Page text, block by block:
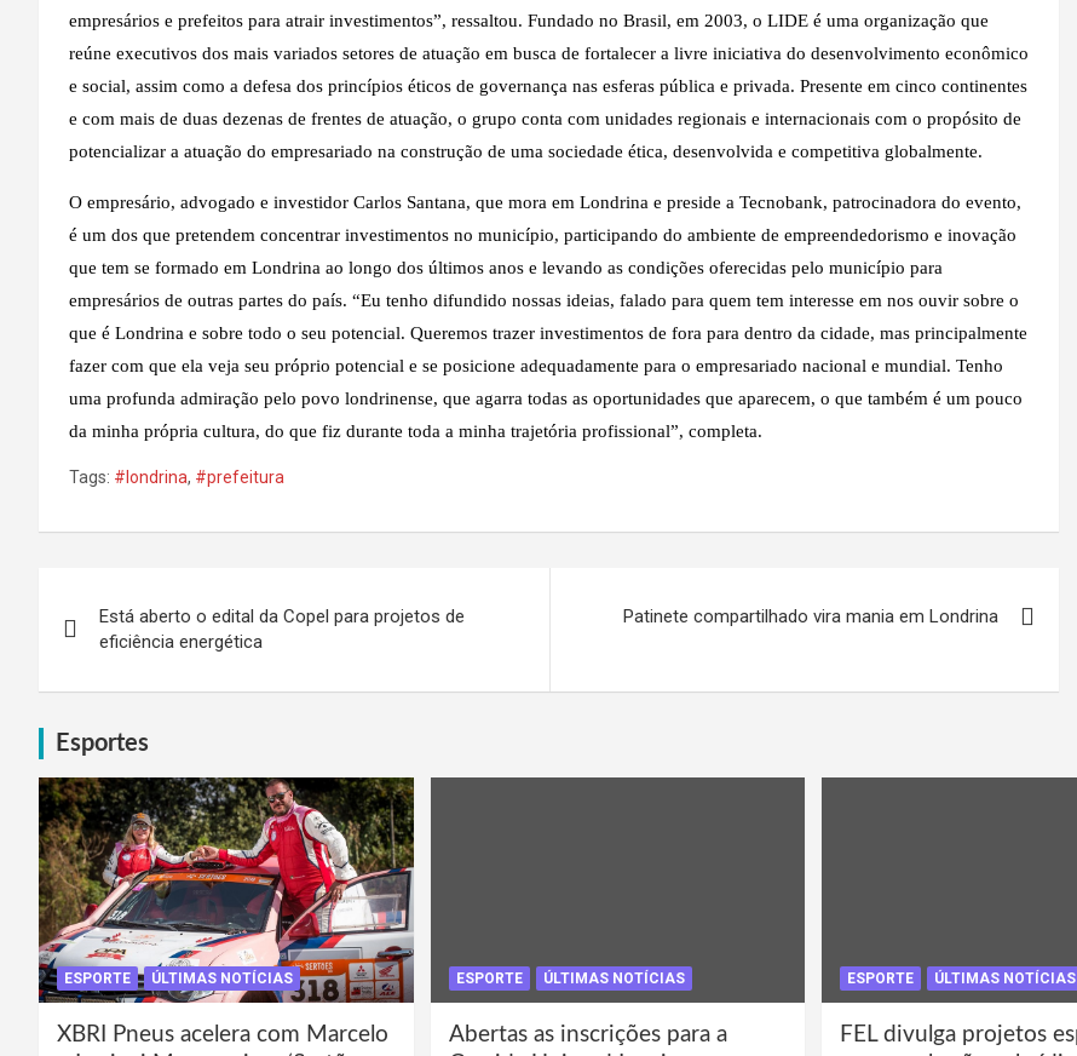
empresários e prefeitos para atrair investimentos”, ressaltou. Fundado no Brasil, em 2003, o LIDE é uma organização que
reúne executivos dos mais variados setores de atuação em busca de fortalecer a livre iniciativa do desenvolvimento econômico
e social, assim como a defesa dos princípios éticos de governança nas esferas pública e privada. Presente em cinco continentes
e com mais de duas dezenas de frentes de atuação, o grupo conta com unidades regionais e internacionais com o propósito de
potencializar a atuação do empresariado na construção de uma sociedade ética, desenvolvida e competitiva globalmente.
O empresário, advogado e investidor Carlos Santana, que mora em Londrina e preside a Tecnobank, patrocinadora do evento,
é um dos que pretendem concentrar investimentos no município, participando do ambiente de empreendedorismo e inovação
que tem se formado em Londrina ao longo dos últimos anos e levando as condições oferecidas pelo município para
empresários de outras partes do país. “Eu tenho difundido nossas ideias, falado para quem tem interesse em nos ouvir sobre o
que é Londrina e sobre todo o seu potencial. Queremos trazer investimentos de fora para dentro da cidade, mas principalmente
fazer com que ela veja seu próprio potencial e se posicione adequadamente para o empresariado nacional e mundial. Tenho
uma profunda admiração pelo povo londrinense, que agarra todas as oportunidades que aparecem, o que também é um pouco
da minha própria cultura, do que fiz durante toda a minha trajetória profissional”, completa.
Tags: #londrina, #prefeitura
de
Post
Está aberto o edital da Copel para projetos de
eficiência energética
Patinete compartilhado vira mania em Londrina
Esportes
ESPORTE ÚLTIMAS NOTÍCIAS
XBRI Pneus acelera com Marcelo
ESPORTE ÚLTIMAS NOTÍCIAS
Abertas as inscrições para a
ESPORTE ÚLTIMAS NOTÍCIAS
FEL divulga projetos